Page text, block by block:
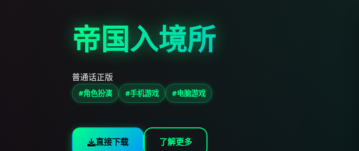
帝国入境所
普通话正版
#角色扮演 #手机游戏 #电脑游戏
直接下载 了解更多